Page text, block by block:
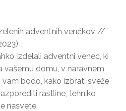
adventnih venčkov //
izdelali adventni venec, ki
vašemu domu, v naravnem
bodo, kako izbrati sveže
rastline, tehniko
nasvete.